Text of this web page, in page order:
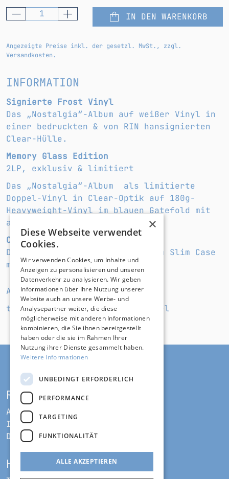
IN DEN WARENKORB
Angezeigte Preise inkl. der gesetzl. MwSt., zzgl.
Versandkosten.
INFORMATION
Signierte Frost Vinyl
Das „Nostalgia“-Album auf weißer Vinyl in
einer bedruckten & von RIN hansignierten
Clear-Hülle.
Memory Glass Edition
2LP, exklusiv & limitiert
Das „Nostalgia“-Album als limitierte
Doppel-Vinyl in Clear-Optik auf 180g-
Heavyweight-Vinyl im blauen Gatefold mit
aufwendigem Relieflack
CD
Das „Nostalgia"-Album auf CD im Slim Case
mit Whiteout-Look.
ANBIETER*IN
tickettoaster GmbH, 34117 Kassel
RECHT UND ORDNUNG
AGB
Impressum
Datenschutz
HILFE UND SUPPORT
×
Diese Webseite verwendet
Cookies.
Wir verwenden Cookies, um Inhalte und
Anzeigen zu personalisieren und unseren
Datenverkehr zu analysieren. Wir geben
Informationen über Ihre Nutzung unserer
Website auch an unsere Werbe- und
Analysepartner weiter, die diese
möglicherweise mit anderen Informationen
kombinieren, die Sie ihnen bereitgestellt
haben oder die sie im Rahmen Ihrer
Nutzung ihrer Dienste gesammelt haben.
Weitere Informationen
UNBEDINGT ERFORDERLICH
PERFORMANCE
TARGETING
FUNKTIONALITÄT
ALLE AKZEPTIEREN